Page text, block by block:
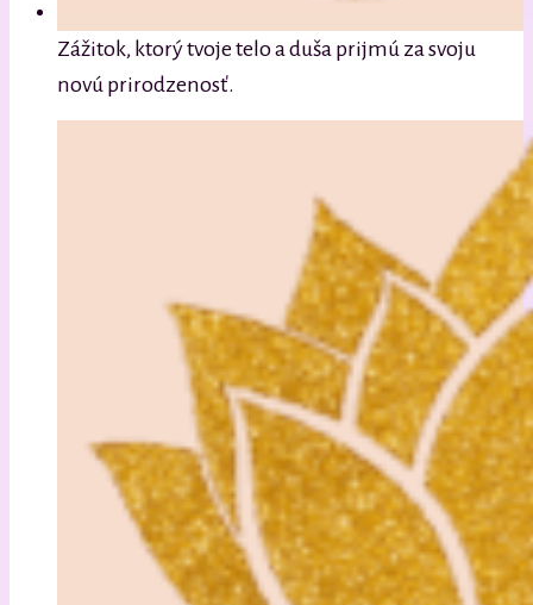
Zážitok, ktorý tvoje telo a duša prijmú za svoju
novú prirodzenosť.